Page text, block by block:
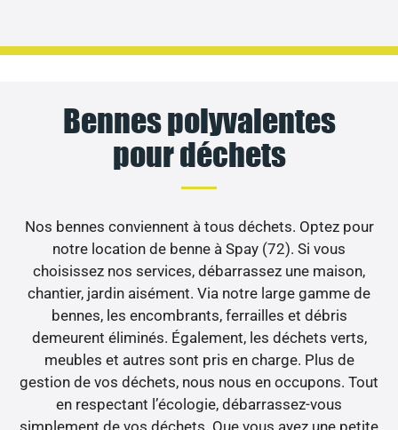
Bennes polyvalentes
pour déchets
Nos bennes conviennent à tous déchets. Optez pour
notre location de benne à Spay (72). Si vous
choisissez nos services, débarrassez une maison,
chantier, jardin aisément. Via notre large gamme de
bennes, les encombrants, ferrailles et débris
demeurent éliminés. Également, les déchets verts,
meubles et autres sont pris en charge. Plus de
gestion de vos déchets, nous nous en occupons. Tout
en respectant l’écologie, débarrassez-vous
simplement de vos déchets. Que vous ayez une petite